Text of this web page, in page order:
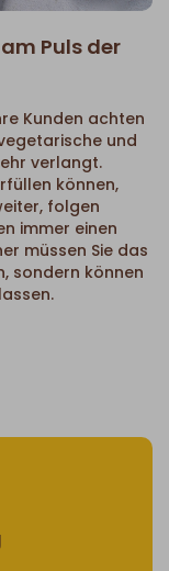
Puls der
Kunden achten
und
verlangt.
können,
folgen
immer einen
müssen Sie das
sondern können